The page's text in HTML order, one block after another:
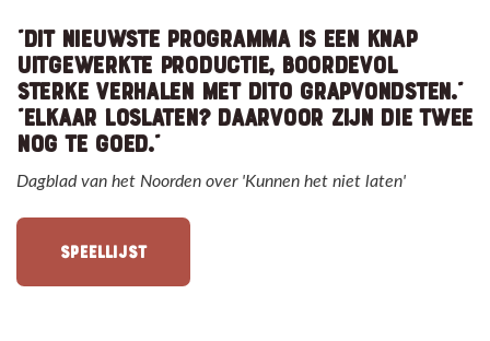
“DIT NIEUWSTE PROGRAMMA IS EEN KNAP
UITGEWERKTE PRODUCTIE, BOORDEVOL
STERKE VERHALEN MET DITO GRAPVONDSTEN."
”ELKAAR LOSLATEN? DAARVOOR ZIJN DIE TWEE
NOG TE GOED."
Dagblad van het Noorden over 'Kunnen het niet laten'
SPEELLIJST